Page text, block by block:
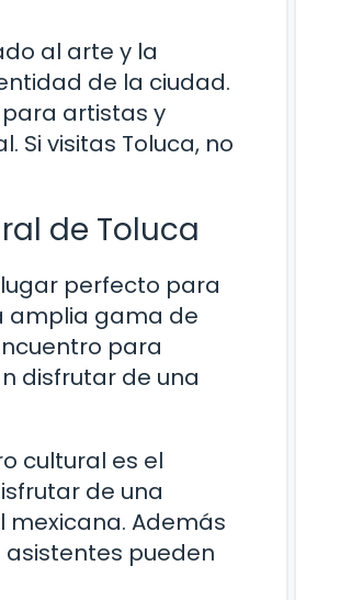
al arte y la
de la ciudad.
artistas y
visitas Toluca, no
de Toluca
perfecto para
amplia gama de
para
disfrutar de una
cultural es el
de una
Además
pueden